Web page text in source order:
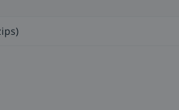
tvaru a elektrostaticky ich
ako tradičné brúsivá. Pri
a zároveň tak bráni vývinu